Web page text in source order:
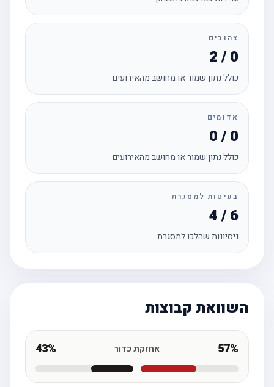
צהובים
2 / 0
כולל נתון שמור או מחושב מהאירועים
אדומים
0 / 0
כולל נתון שמור או מחושב מהאירועים
בעיטות למסגרת
4 / 6
ניסיונות שהלכו למסגרת
השוואת קבוצות
57% אחזקת כדור 43%